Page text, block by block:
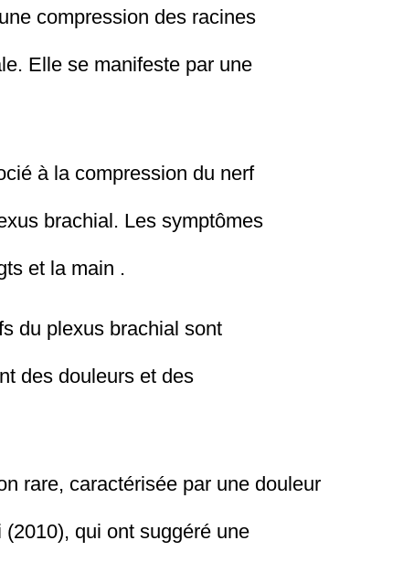
compression des racines
Elle se manifeste par une
à la compression du nerf
brachial. Les symptômes
et la main .
du plexus brachial sont
des douleurs et des
rare, caractérisée par une douleur
qui ont suggéré une